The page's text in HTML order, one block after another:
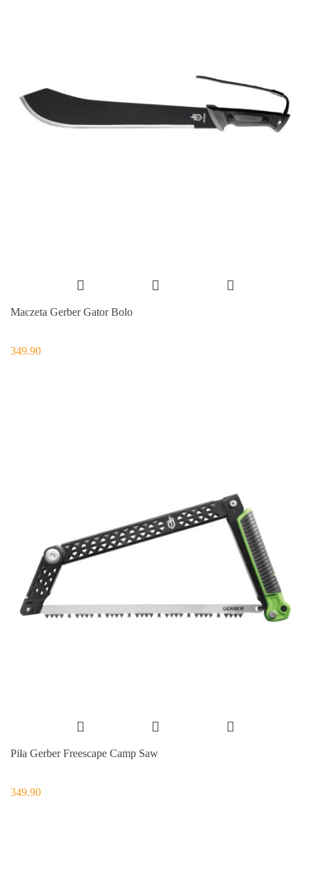
Maczeta Gerber Gator Bolo
349.90
Piła Gerber Freescape Camp Saw
349.90